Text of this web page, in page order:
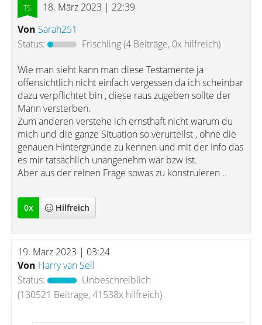
18. März 2023 | 22:39
Von Sarah251
Status:
Frischling(4 Beiträge, 0x hilfreich)
Wie man sieht kann man diese Testamente ja
offensichtlich nicht einfach vergessen da ich scheinbar
dazu verpflichtet bin , diese raus zugeben sollte der
Mann versterben.
Zum anderen verstehe ich ernsthaft nicht warum du
mich und die ganze Situation so verurteilst , ohne die
genauen Hintergründe zu kennen und mit der Info das
es mir tatsächlich unangenehm war bzw ist.
Aber aus der reinen Frage sowas zu konstruieren ..
0x Hilfreich
19. März 2023 | 03:24
Von Harry van Sell
Status:
Unbeschreiblich
(130521 Beiträge, 41538x hilfreich)